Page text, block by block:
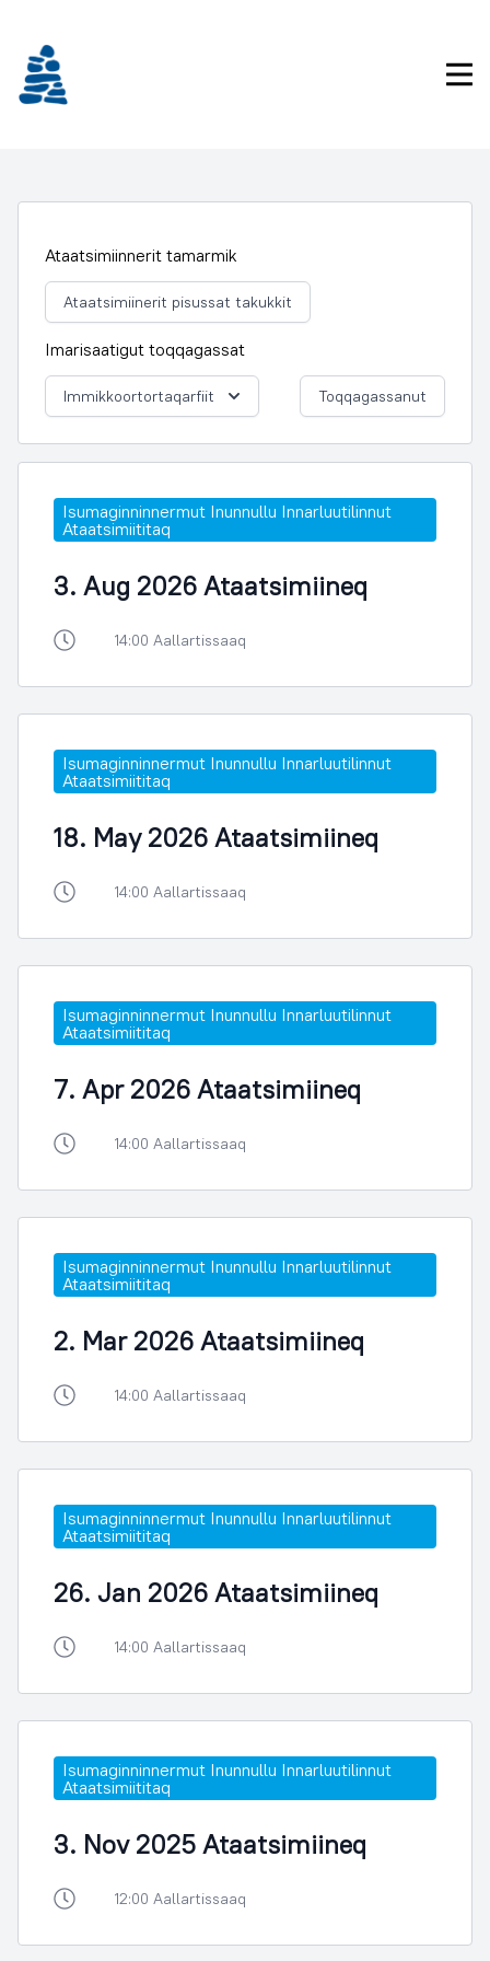
Ataatsimiinnerit tamarmik
Ataatsimiinerit pisussat takukkit
Imarisaatigut toqqagassat
Immikkoortortaqarfiit Toqqagassanut
Isumaginninnermut Inunnullu Innarluutilinnut
Ataatsimiititaq
3. Aug 2026 Ataatsimiineq
14:00 Aallartissaaq
Isumaginninnermut Inunnullu Innarluutilinnut
Ataatsimiititaq
18. May 2026 Ataatsimiineq
14:00 Aallartissaaq
Isumaginninnermut Inunnullu Innarluutilinnut
Ataatsimiititaq
7. Apr 2026 Ataatsimiineq
14:00 Aallartissaaq
Isumaginninnermut Inunnullu Innarluutilinnut
Ataatsimiititaq
2. Mar 2026 Ataatsimiineq
14:00 Aallartissaaq
Isumaginninnermut Inunnullu Innarluutilinnut
Ataatsimiititaq
26. Jan 2026 Ataatsimiineq
14:00 Aallartissaaq
Isumaginninnermut Inunnullu Innarluutilinnut
Ataatsimiititaq
3. Nov 2025 Ataatsimiineq
12:00 Aallartissaaq